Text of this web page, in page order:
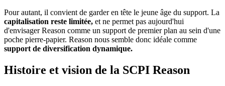
Pour autant, il convient de garder en tête le jeune âge du support. La
capitalisation reste limitée, et ne permet pas aujourd'hui
d'envisager Reason comme un support de premier plan au sein d'une
poche pierre-papier. Reason nous semble donc idéale comme
support de diversification dynamique.
Histoire et vision de la SCPI Reason